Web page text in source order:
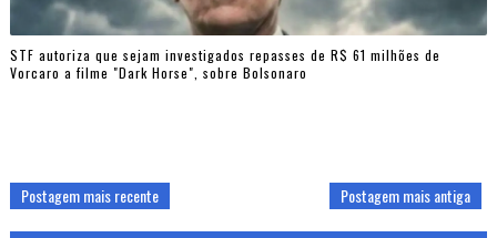
STF autoriza que sejam investigados repasses de R$ 61 milhões de
Vorcaro a filme "Dark Horse", sobre Bolsonaro
Postagem mais recente Postagem mais antiga